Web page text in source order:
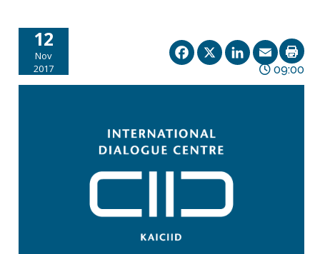
12
Nov
2017
Facebook
X
09:00